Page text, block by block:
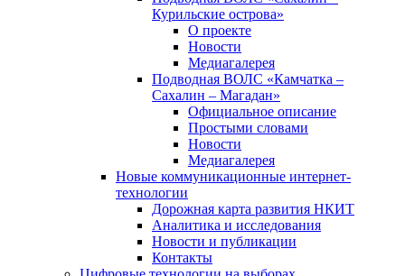
Курильские острова»
О проекте
Новости
Медиагалерея
Подводная ВОЛС «Камчатка –
Сахалин – Магадан»
Официальное описание
Простыми словами
Новости
Медиагалерея
Новые коммуникационные интернет-
технологии
Дорожная карта развития НКИТ
Аналитика и исследования
Новости и публикации
Контакты